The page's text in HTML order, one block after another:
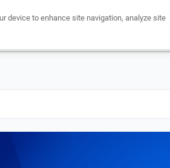
Compra un auto
device to enhance site navigation, analyze site